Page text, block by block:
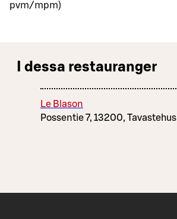
pvm/mpm)
I dessa restauranger
Le Blason
Possentie 7, 13200, Tavastehus